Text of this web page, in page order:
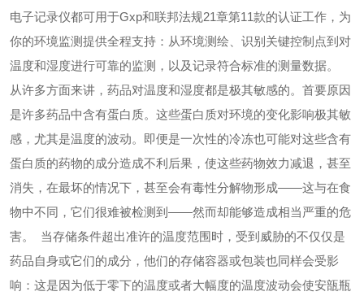
电子记录仪都可用于Gxp和联邦法规21章第11款的认证工作，为
你的环境监测提供全程支持：从环境测绘、识别关键控制点到对
温度和湿度进行可靠的监测，以及记录符合标准的测量数据。
从许多方面来讲，药品对温度和湿度都是极其敏感的。首要原因
是许多药品中含有蛋白质。这些蛋白质对环境的变化影响极其敏
感，尤其是温度的波动。即便是一次性的冷冻也可能对这些含有
蛋白质的药物的成分造成不利后果，使这些药物效力减退，甚至
消失，在最坏的情况下，甚至会有毒性分解物形成——这与在食
物中不同，它们很难被检测到——然而却能够造成相当严重的危
害。
当存储条件超出准许的温度范围时，受到威胁的不仅仅是
药品自身或它们的成分，他们的存储容器或包装也同样会受影
响：这是因为低于零下的温度或者大幅度的温度波动会使安瓿瓶